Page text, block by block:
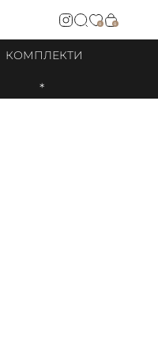
0 0
КОМПЛЕКТИ